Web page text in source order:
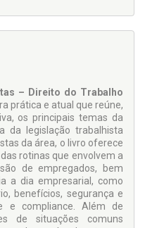
– Direito do Trabalho
prática e atual que reúne,
os principais temas da
da legislação trabalhista
da área, o livro oferece
rotinas que envolvem a
de empregados, bem
a dia empresarial, como
benefícios, segurança e
e compliance. Além de
de situações comuns